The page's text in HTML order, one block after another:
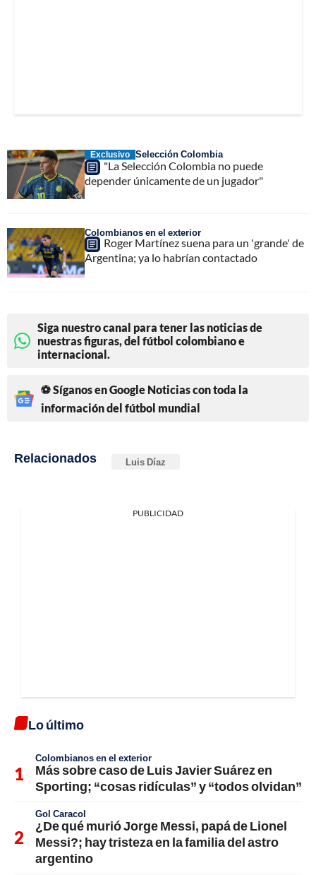
Exclusivo Selección Colombia
"La Selección Colombia no puede
depender únicamente de un jugador"
Colombianos en el exterior
Roger Martínez suena para un 'grande' de
Argentina; ya lo habrían contactado
Siga nuestro canal para tener las noticias de
nuestras figuras, del fútbol colombiano e
internacional.
⚽ Síganos en Google Noticias con toda la
información del fútbol mundial
Relacionados Luis Díaz
PUBLICIDAD
Lo último
Colombianos en el exterior
Más sobre caso de Luis Javier Suárez en
Sporting; “cosas ridículas” y “todos olvidan”
Gol Caracol
¿De qué murió Jorge Messi, papá de Lionel
Messi?; hay tristeza en la familia del astro
argentino